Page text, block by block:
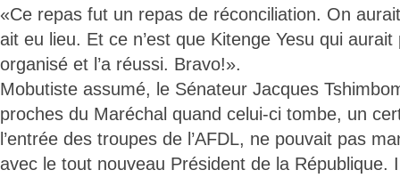
«Ce repas fut un repas de réconciliation. On
ait eu lieu. Et ce n’est que Kitenge Yesu qui aurait
organisé et l’a réussi. Bravo!».
Mobutiste assumé, le Sénateur Jacques
proches du Maréchal quand celui-ci tombe, un
l’entrée des troupes de l’AFDL, ne pouvait pas
avec le tout nouveau Président de la République.